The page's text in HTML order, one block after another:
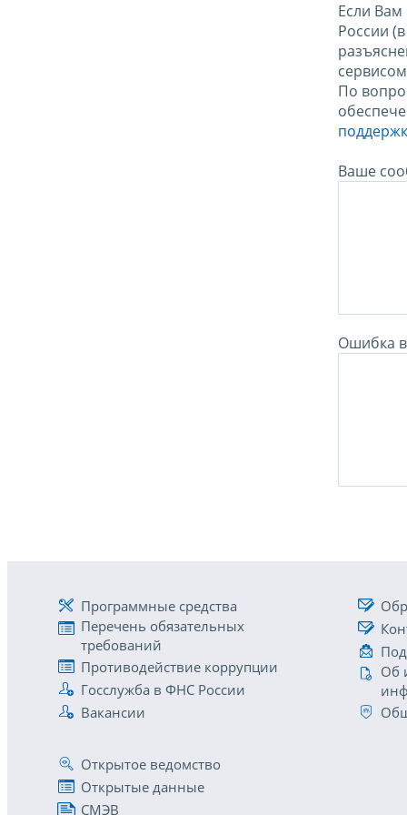
Если Вам
России
По
Ваше
Ошибка в
Программные средства
Перечень обязательных
требований
Противодействие коррупции
Госслужба в ФНС России
Вакансии
Об
Открытое ведомство
Открытые данные
СМЭВ